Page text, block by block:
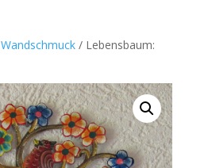
Wandschmuck/ Lebensbaum: